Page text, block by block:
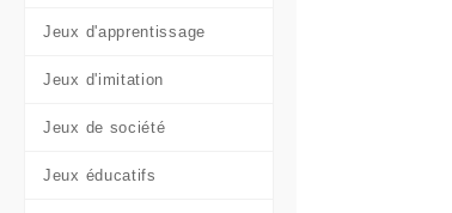
Jeux d'apprentissage
Jeux d'imitation
Jeux de société
Jeux éducatifs